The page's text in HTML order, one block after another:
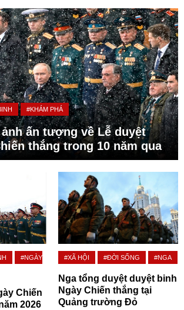
#KHÁM PHÁ
ấn tượng về Lễ duyệt
thắng trong 10 năm qua
#NGÀY
Chiến
2026
#XÃ HỘI #ĐỜI SỐNG #NGA
Nga tổng duyệt duyệt binh
Ngày Chiến thắng tại
Quảng trường Đỏ